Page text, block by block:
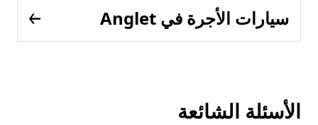
سيارات الأجرة في Anglet
الأسئلة الشائعة